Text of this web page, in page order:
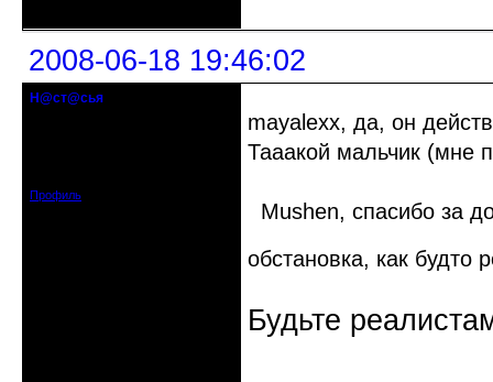
2008-06-18 19:46:02
Н@ст@сья
Профиль
mayalexx, да, он
Тааакой мальчик (мне
Mushen, спасибо за
обстановка, как
Будьте